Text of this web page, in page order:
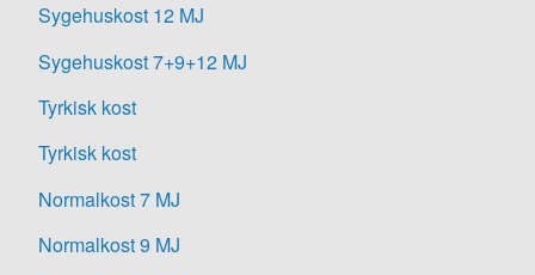
Sygehuskost 12 MJ
Sygehuskost 7+9+12 MJ
Tyrkisk kost
Tyrkisk kost
Normalkost 7 MJ
Normalkost 9 MJ